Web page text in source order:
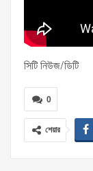
সিটি নিউজ/ডিটি
0
শেয়ার